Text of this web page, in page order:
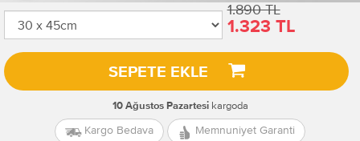
1.890 TL
1.323 TL
SEPETE EKLE
10 Ağustos Pazartesikargoda
Kargo Bedava Memnuniyet Garanti